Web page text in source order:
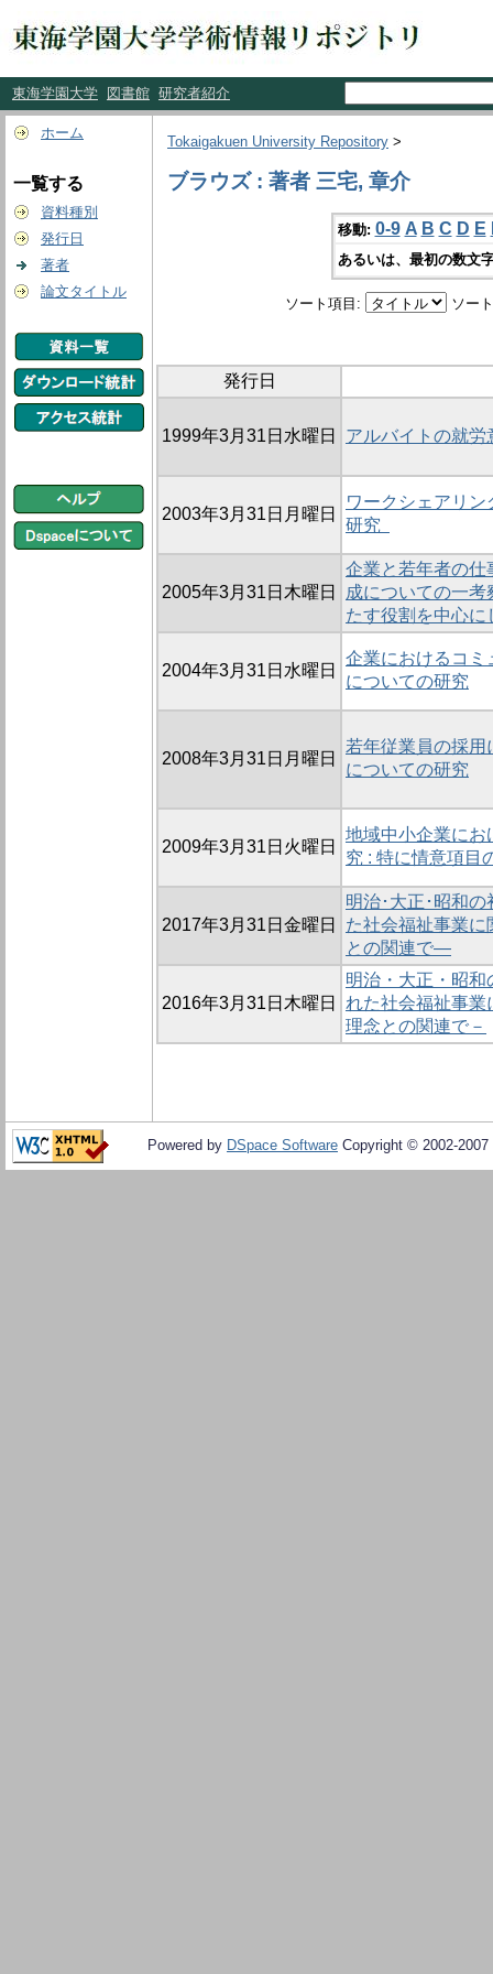
東海学園大学 図書館 研究者紹介
ホーム
一覧する
資料種別
発行日
著者
論文タイトル
Tokaigakuen University Repository >
ブラウズ : 著者 三宅, 章介
移動: 0-9 A B C D E
あるいは、最初の数文
ソート項目: ソー
発行日
1999年3月31日水曜日 アルバイトの就
2003年3月31日月曜日
ワークシェアリ
研究
2005年3月31日木曜日
企業と若年者の仕
成についての一
たす役割を中心に
2004年3月31日水曜日
企業におけるコミ
についての研究
2008年3月31日月曜日
若年従業員の採
についての研究
2009年3月31日火曜日
地域中小企業にお
究 : 特に情意項目
2017年3月31日金曜日
明治･大正･昭和
た社会福祉事業
との関連で―
2016年3月31日木曜日
明治・大正・昭
れた社会福祉事
理念との関連で－
Powered by DSpace Software Copyright © 2002-2007